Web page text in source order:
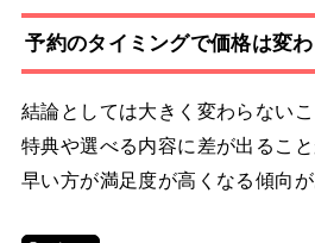
予約のタイミングで価格は変わ
結論としては大きく変わらない
特典や選べる内容に差が出るこ
早い方が満足度が高くなる傾向が